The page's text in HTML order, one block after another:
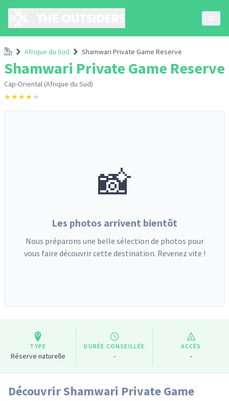
AccueilAfrique du Sud Shamwari Private Game Reserve
Shamwari Private Game Reserve
Cap-Oriental (Afrique du Sud)
★★★★ ★
📸
Les photos arrivent bientôt
Nous préparons une belle sélection de photos pour
vous faire découvrir cette destination. Revenez vite !
TYPE
Réserve naturelle
DURÉE CONSEILLÉE
-
ACCÈS
-
Découvrir Shamwari Private Game